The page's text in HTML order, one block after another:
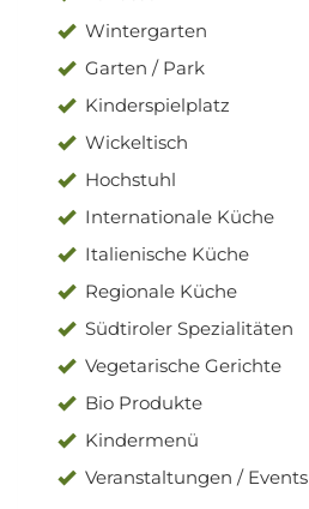
Wintergarten
Garten / Park
Kinderspielplatz
Wickeltisch
Hochstuhl
Internationale Küche
Italienische Küche
Regionale Küche
Südtiroler Spezialitäten
Vegetarische Gerichte
Bio Produkte
Kindermenü
Veranstaltungen / Events